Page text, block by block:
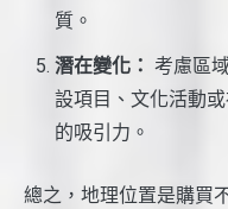
質。
潛在變化： 考慮區
設項目、文化活動
的吸引力。
總之，地理位置是購買